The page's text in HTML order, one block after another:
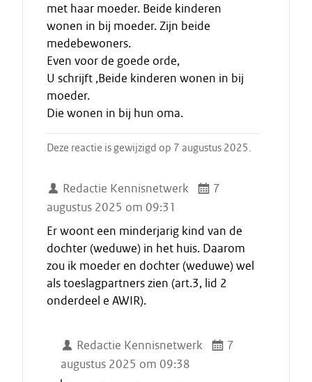
met haar moeder. Beide kinderen
wonen in bij moeder. Zijn beide
medebewoners.
Even voor de goede orde,
U schrijft ,Beide kinderen wonen in bij
moeder.
Die wonen in bij hun oma.
Deze reactie is gewijzigd op 7 augustus 2025.
Redactie Kennisnetwerk
7
augustus 2025 om 09:31
Er woont een minderjarig kind van de
dochter (weduwe) in het huis. Daarom
zou ik moeder en dochter (weduwe) wel
als toeslagpartners zien (art.3, lid 2
onderdeel e AWIR).
Redactie Kennisnetwerk
7
augustus 2025 om 09:38